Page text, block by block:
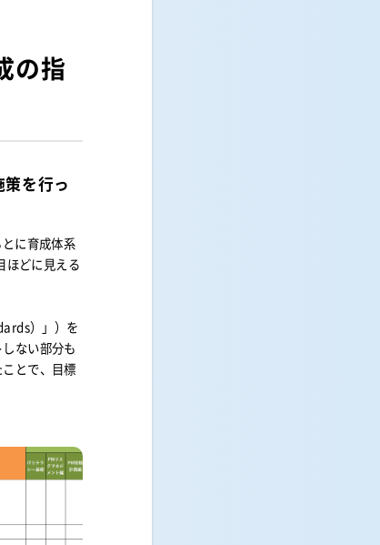
の指
を行っ
に育成体系
ほどに見える
）」）を
ない部分も
とで、目標